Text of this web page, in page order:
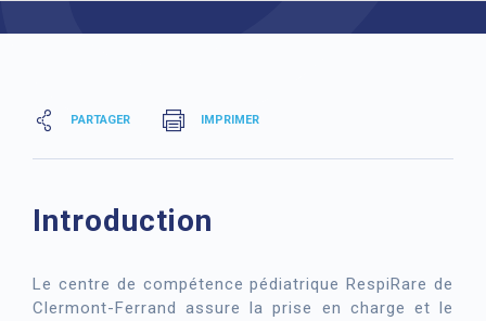
PARTAGER IMPRIMER
Introduction
Le centre de compétence pédiatrique RespiRare de
Clermont-Ferrand assure la prise en charge et le